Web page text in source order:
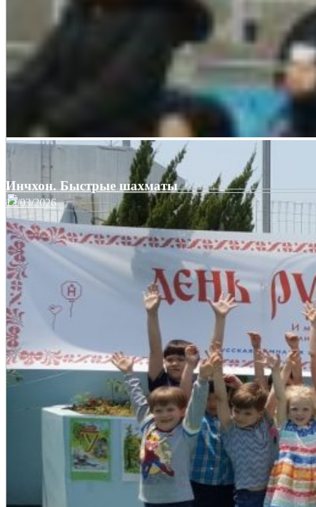
Инчхон. Быстрые шахматы
13/03/2026